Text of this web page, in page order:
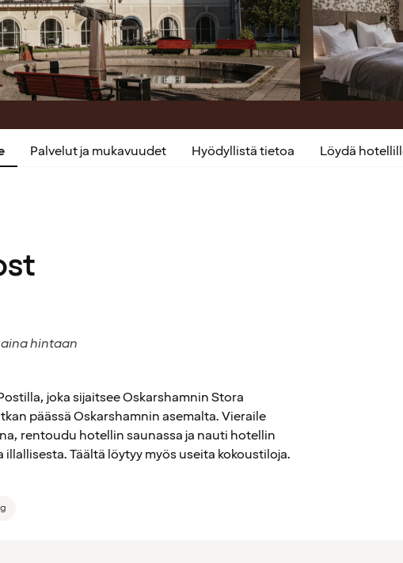
Palvelut ja mukavuudet Hyödyllistä tietoa Löydä
hintaan
joka sijaitsee Oskarshamnin Stora
päässä Oskarshamnin asemalta. Vieraile
rentoudu hotellin saunassa ja nauti hotellin
Täältä löytyy myös useita kokoustiloja.